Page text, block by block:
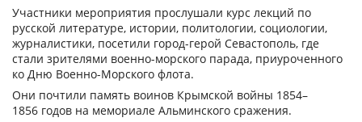
Участники мероприятия прослушали курс лекций по
русской литературе, истории, политологии, социологии,
журналистики, посетили город-герой Севастополь, где
стали зрителями военно-морского парада, приуроченного
ко Дню Военно-Морского флота.
Они почтили память воинов Крымской войны 1854–
1856 годов на мемориале Альминского сражения.